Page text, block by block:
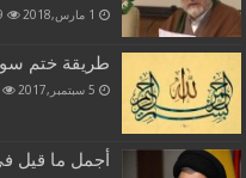
1 مارس,2018
طريقة ختم
5 سبتمبر,2017
أجمل ما قيل